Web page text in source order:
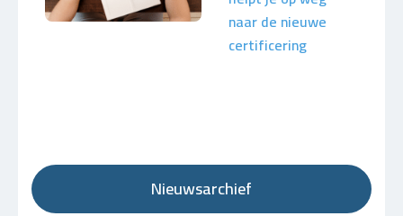
naar de nieuwe
certificering
Nieuwsarchief